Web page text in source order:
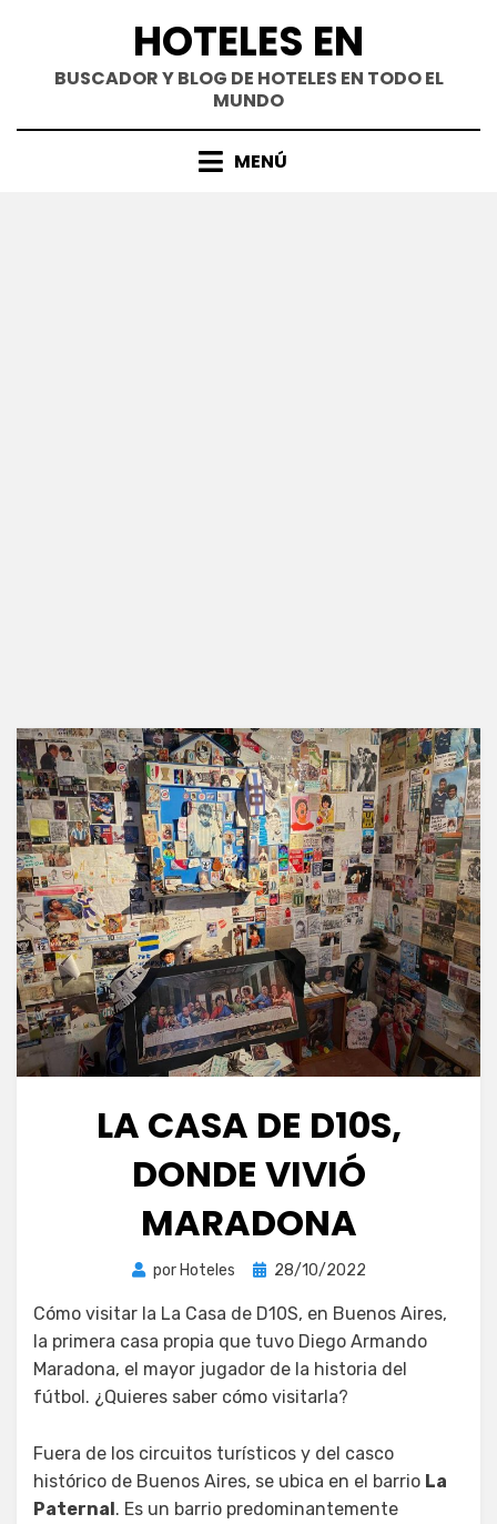
contenido
HOTELES EN
BUSCADOR Y BLOG DE HOTELES EN TODO EL
MUNDO
MENÚ
LA CASA DE D10S,
DONDE VIVIÓ
MARADONA
por Hoteles
Publicada
28/10/2022
Cómo visitar la La Casa de D10S, en Buenos Aires,
la primera casa propia que tuvo Diego Armando
Maradona, el mayor jugador de la historia del
fútbol. ¿Quieres saber cómo visitarla?
Fuera de los circuitos turísticos y del casco
histórico de Buenos Aires, se ubica en el barrio La
Paternal. Es un barrio predominantemente